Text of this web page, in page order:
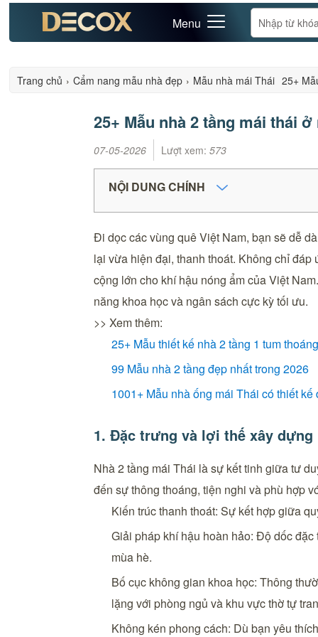
Menu
Trang chủ › Cẩm nang mẫu nhà đẹp › Mẫu nhà mái Thái 25+
25+ Mẫu nhà 2 tầng mái thái
07-05-2026 Lượt xem: 573
NỘI DUNG CHÍNH
Đi dọc các vùng quê Việt Nam, bạn sẽ dễ
lại vừa hiện đại, thanh thoát. Không chỉ
cộng lớn cho khí hậu nóng ẩm của Việt
năng khoa học và ngân sách cực kỳ tối ưu.
>> Xem thêm:
25+ Mẫu thiết kế nhà 2 tầng 1 tum
99 Mẫu nhà 2 tầng đẹp nhất trong 2026
1001+ Mẫu nhà ống mái Thái có thiết
1. Đặc trưng và lợi thế xây
Nhà 2 tầng mái Thái là sự kết tinh giữa tư
đến sự thông thoáng, tiện nghi và phù hợp
Kiến trúc thanh thoát: Sự kết hợp giữa
Giải pháp khí hậu hoàn hảo: Độ dốc
mùa hè.
Bố cục không gian khoa học: Thông
lặng với phòng ngủ và khu vực thờ tự
Không kén phong cách: Dù bạn yêu